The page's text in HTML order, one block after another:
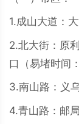
1.成山大道：
2.北大街：原
口（易堵时间
3.南山路：义
4.青山路：邮